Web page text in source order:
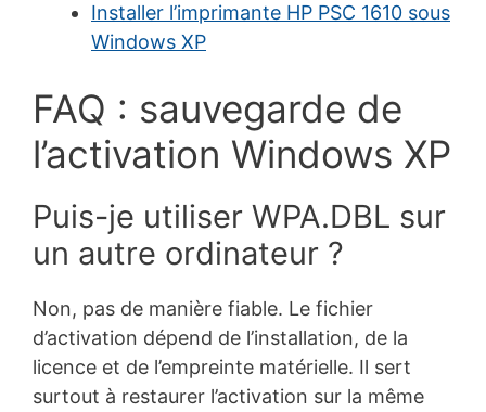
Installer l’imprimante HP PSC 1610 sous
Windows XP
FAQ : sauvegarde de
l’activation Windows XP
Puis-je utiliser WPA.DBL sur
un autre ordinateur ?
Non, pas de manière fiable. Le fichier
d’activation dépend de l’installation, de la
licence et de l’empreinte matérielle. Il sert
surtout à restaurer l’activation sur la même